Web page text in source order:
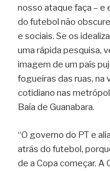
nosso ataque faça – e
do futebol não
e sociais. Se os
uma rápida pesquisa,
imagem de um país
fogueiras das ruas, na
cotidiano nas
Baía de Guanabara.
“O governo do PT e
atrás do futebol,
de a Copa começar. A